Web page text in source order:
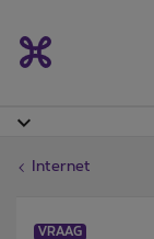
Internet
VRAAG